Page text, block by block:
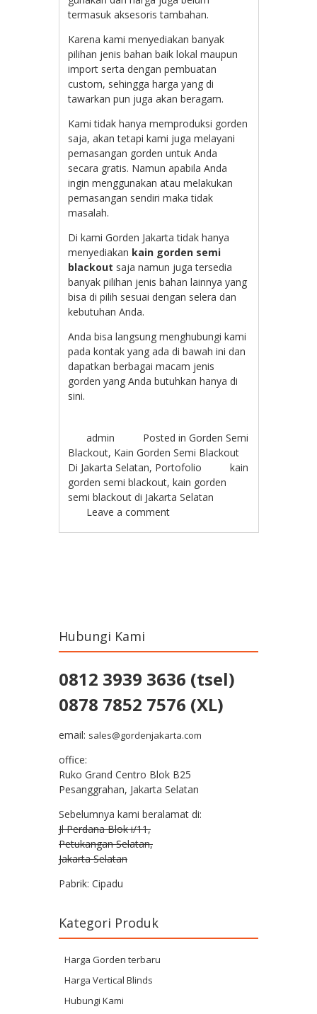
termasuk aksesoris tambahan.
Karena kami menyediakan banyak
pilihan jenis bahan baik lokal maupun
import serta dengan pembuatan
custom, sehingga harga yang di
tawarkan pun juga akan beragam.
Kami tidak hanya memproduksi gorden
saja, akan tetapi kami juga melayani
pemasangan gorden untuk Anda
secara gratis. Namun apabila Anda
ingin menggunakan atau melakukan
pemasangan sendiri maka tidak
masalah.
Di kami Gorden Jakarta tidak hanya
menyediakan kain gorden semi
blackout saja namun juga tersedia
banyak pilihan jenis bahan lainnya yang
bisa di pilih sesuai dengan selera dan
kebutuhan Anda.
Anda bisa langsung menghubungi kami
pada kontak yang ada di bawah ini dan
dapatkan berbagai macam jenis
gorden yang Anda butuhkan hanya di
sini.
admin Posted inGorden Semi
Blackout, Kain Gorden Semi Blackout
Di Jakarta Selatan, Portofolio
kain
gorden semi blackout,kain gorden
semi blackout di Jakarta Selatan
Leave a comment
Hubungi Kami
0812 3939 3636 (tsel)
0878 7852 7576 (XL)
email: sales@gordenjakarta.com
office:
Ruko Grand Centro Blok B25
Pesanggrahan, Jakarta Selatan
Sebelumnya kami beralamat di:
Jl Perdana Blok i/11,
Petukangan Selatan,
Jakarta Selatan
Pabrik: Cipadu
Kategori Produk
Harga Gorden terbaru
Harga Vertical Blinds
Hubungi Kami